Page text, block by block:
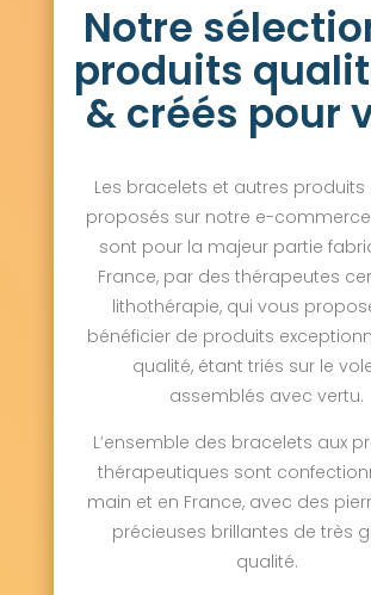
Notre
produits
& créés pour
Les bracelets et autres produits
proposés sur notre e-
sont pour la majeur partie
France, par des thérapeutes
lithothérapie, qui vous
bénéficier de produits
qualité, étant triés sur le
assemblés avec vertu.
L’ensemble des bracelets aux
thérapeutiques sont
main et en France, avec des
précieuses brillantes de très
qualité.